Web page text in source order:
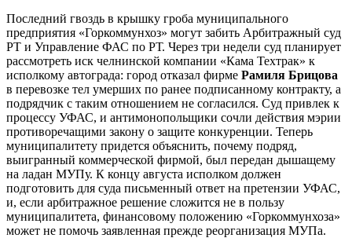
Последний гвоздь в крышку гроба муниципального
предприятия «Горкоммунхоз» могут забить Арбитражный суд
РТ и Управление ФАС по РТ. Через три недели суд планирует
рассмотреть иск челнинской компании «Кама Техтрак» к
исполкому автограда: город отказал фирме Рамиля Брицова
в перевозке тел умерших по ранее подписанному контракту, а
подрядчик с таким отношением не согласился. Суд привлек к
процессу УФАС, и антимонопольщики сочли действия мэрии
противоречащими закону о защите конкуренции. Теперь
муниципалитету придется объяснить, почему подряд,
выигранный коммерческой фирмой, был передан дышащему
на ладан МУПу. К концу августа исполком должен
подготовить для суда письменный ответ на претензии УФАС,
и, если арбитражное решение сложится не в пользу
муниципалитета, финансовому положению «Горкоммунхоза»
может не помочь заявленная прежде реорганизация МУПа.